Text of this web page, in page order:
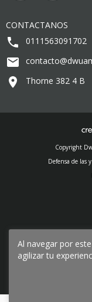
Al navegar por
agilizar tu
CONTACTANOS
0111563091702
Thorne 382 4 B
Copyright
Defensa de las